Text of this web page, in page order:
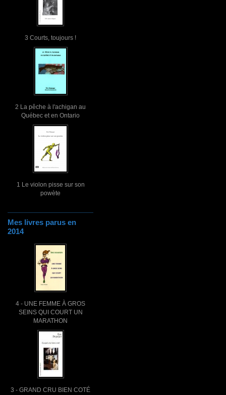
3 Courts, toujours !
2 La pêche à l'achigan au
Québec et en Ontario
1 Le violon pisse sur son
powète
Mes livres parus en
2014
4 - UNE FEMME À GROS
SEINS QUI COURT UN
MARATHON
3 - GRAND CRU BIEN COTÉ